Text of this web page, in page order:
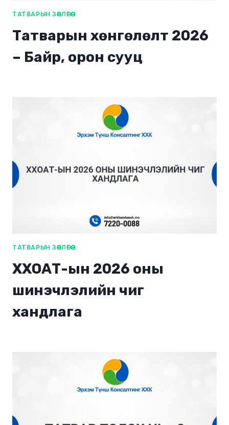
ТАТВАРЫН ЗӨВЛӨГӨӨ
Татварын хөнгөлөлт 2026
– Байр, орон сууц
ТАТВАРЫН ЗӨВЛӨГӨӨ
ХХОАТ-ын 2026 оны
шинэчлэлийн чиг
хандлага